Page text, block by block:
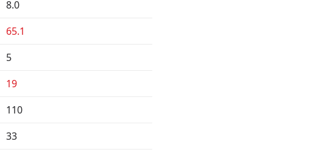
8.0
65.1
5
19
110
33